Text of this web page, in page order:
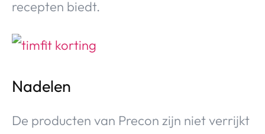
recepten biedt.
Nadelen
De producten van Precon zijn niet verrijkt